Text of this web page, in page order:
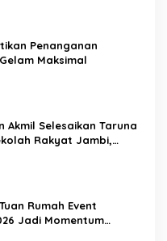
Penanganan
Maksimal
Akmil Selesaikan Taruna
Rakyat Jambi,
Rumah Event
Jadi Momentum